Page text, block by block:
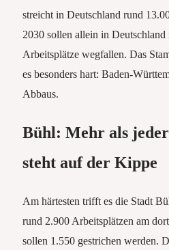
streicht in Deutschland rund
2030 sollen allein in Deutschland
Arbeitsplätze wegfallen. Das
es besonders hart: Baden-
Abbaus.
Bühl: Mehr als
steht auf der Kippe
Am härtesten trifft es die Stadt
rund 2.900 Arbeitsplätzen am
sollen 1.550 gestrichen werden.